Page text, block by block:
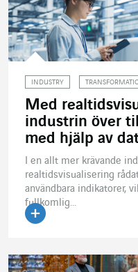
INDUSTRY
Med
industrin över
med hjälp av
I en allt mer krävande
realtidsvisualisering
användbara indikatorer,
fullkomlig...